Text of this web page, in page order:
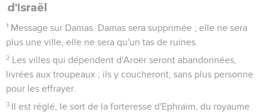
d'Israël
1 Message sur Damas. Damas sera supprimée ; elle ne sera
plus une ville, elle ne sera qu'un tas de ruines.
2 Les villes qui dépendent d'Aroër seront abandonnées,
livrées aux troupeaux ; ils y coucheront, sans plus personne
pour les effrayer.
3 Il est réglé, le sort de la forteresse d'Ephraïm, du royaume